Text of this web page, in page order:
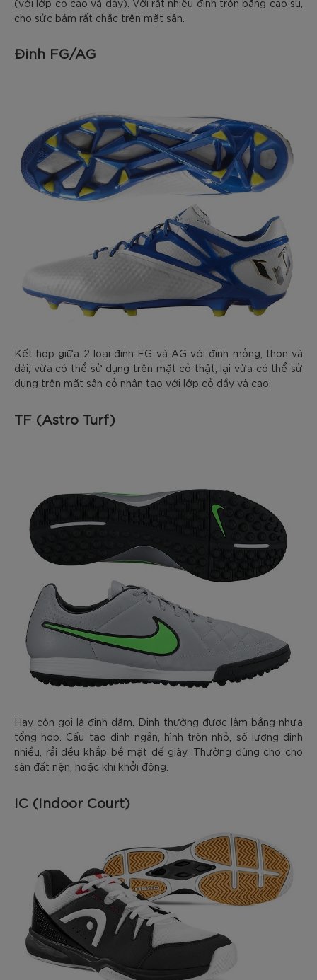
cho sức bám rất chắc trên mặt sân.
Đinh FG/AG
Kết hợp giữa 2 loại đinh FG và AG với đinh mỏng, thon và
dài; vừa có thể sử dụng trên mặt cỏ thật, lại vừa có thể sử
dụng trên mặt sân cỏ nhân tạo với lớp cỏ dầy và cao.
TF (Astro Turf)
Hay còn gọi là đinh dăm. Đinh thường được làm bằng nhựa
tổng hợp. Cấu tạo đinh ngắn, hình tròn nhỏ, số lượng đinh
nhiều, rải đều khắp bề mặt đế giày. Thường dùng cho cho
sân đất nện, hoặc khi khởi động.
IC (Indoor Court)